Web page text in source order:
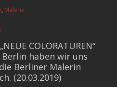
, Malerei
COLORATUREN“
haben wir uns
Berliner Malerin
(20.03.2019)